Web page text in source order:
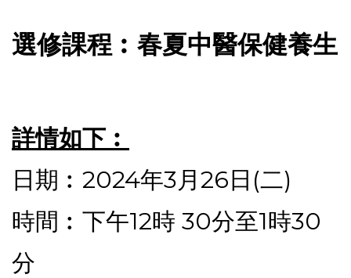
選修課程︰春夏中醫保健養生
詳情如下︰
日期︰2024年3月26日(二)
時間︰下午12時 30分至1時30
分